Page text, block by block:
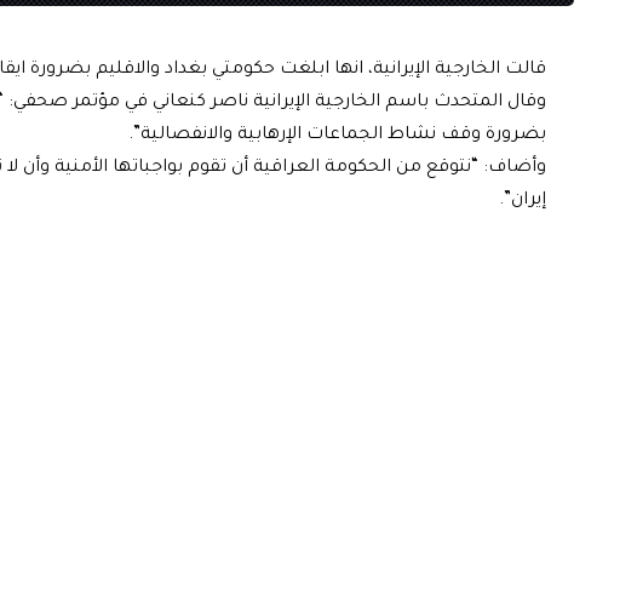
قالت الخارجية الإيرانية، انها ابلغت حكومتي بغداد والاقليم بضرورة
وقال المتحدث باسم الخارجية الإيرانية ناصر كنعاني في مؤتمر
بضرورة وقف نشاط الجماعات الإرهابية والانفصالية”.
وأضاف: “نتوقع من الحكومة العراقية أن تقوم بواجباتها الأمنية وأن
إيران”.